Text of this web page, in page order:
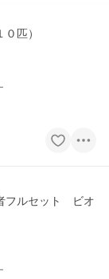
匹）
フルセット ビオ